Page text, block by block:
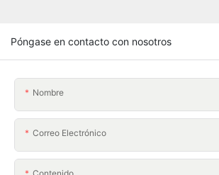
Póngase en contacto con nosotros
Nombre
Correo Electrónico